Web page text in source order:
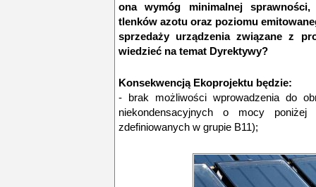
ona wymóg minimalnej
tlenków azotu oraz poziomu
sprzedaży urządzenia związane z
wiedzieć na temat Dyrektywy?
Konsekwencją Ekoprojektu będzie:
- brak możliwości wprowadzenia do
niekondensacyjnych o mocy
zdefiniowanych w grupie B11);